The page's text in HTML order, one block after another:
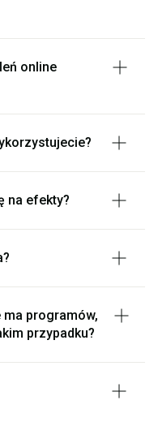
online
na efekty?
programów,
przypadku?